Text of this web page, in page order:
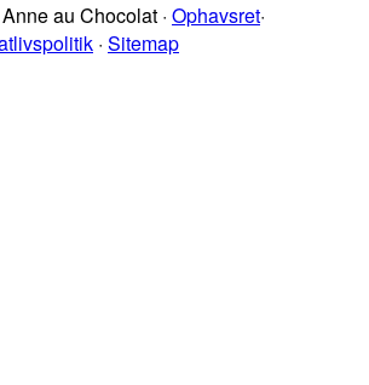
au Chocolat · Ophavsret·
· Sitemap